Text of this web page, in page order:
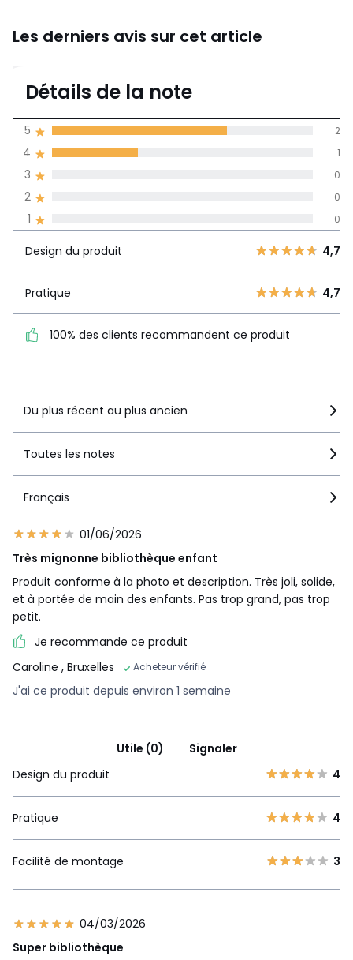
Les derniers avis sur cet article
4,7
moyenne des avis
dans toutes les
1 0
2
3 0
4
5 4,7
recommandent ce produit
Détails de la note
1 0
2 0
3 0
4 1
5 2
Design du produit 4,7
Pratique 4,7
100% des clients recommandent ce produit
Du plus récent au plus ancien
Toutes les notes
Français
01/06/2026
Très mignonne bibliothèque enfant
Produit conforme à la photo et description. Très joli, solide,
et à portée de main des enfants. Pas trop grand, pas trop
petit.
Je recommande ce produit
Caroline , Bruxelles Acheteur vérifié
J'ai ce produit depuis environ 1 semaine
Utile (0)
Signaler
Design du produit
4
Pratique 4
Facilité de montage 3
04/03/2026
Super bibliothèque